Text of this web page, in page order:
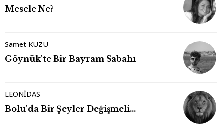
Mesele Ne?
Samet KUZU
Göynük'te Bir Bayram Sabahı
LEONİDAS
Bolu'da Bir Şeyler Değişmeli…